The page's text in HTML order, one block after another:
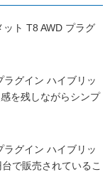
ト T8 AWD プラグ
ラグイン ハイブリッ
を残しながらシンプ
ラグイン ハイブリッ
で販売されているこ